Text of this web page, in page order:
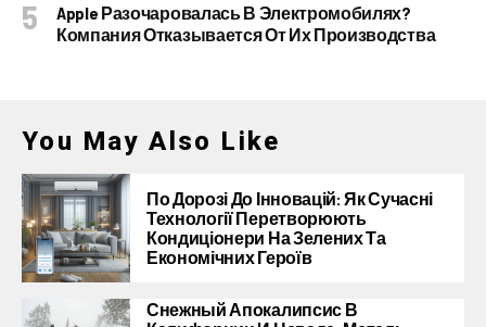
Apple Разочаровалась В Электромобилях?
Компания Отказывается От Их Производства
You May Also Like
По Дорозі До Інновацій: Як Сучасні
Технології Перетворюють
Кондиціонери На Зелених Та
Економічних Героїв
Снежный Апокалипсис В